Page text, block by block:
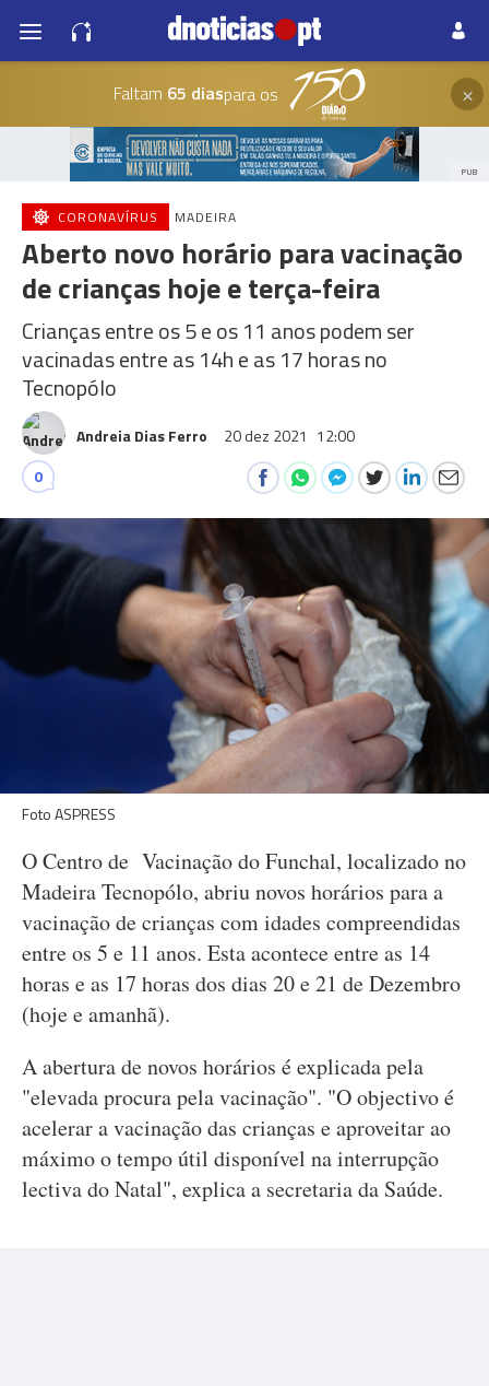
Faltam 65 diaspara os ×
PUB
CORONAVÍRUS MADEIRA
Aberto novo horário para vacinação
de crianças hoje e terça-feira
Crianças entre os 5 e os 11 anos podem ser
vacinadas entre as 14h e as 17 horas no
Tecnopólo
Andreia Dias Ferro 20 dez 2021 12:00
0
Foto ASPRESS
O Centro de Vacinação do Funchal, localizado no
Madeira Tecnopólo, abriu novos horários para a
vacinação de crianças com idades compreendidas
entre os 5 e 11 anos. Esta acontece entre as 14
horas e as 17 horas dos dias 20 e 21 de Dezembro
(hoje e amanhã).
A abertura de novos horários é explicada pela
"elevada procura pela vacinação". "O objectivo é
acelerar a vacinação das crianças e aproveitar ao
máximo o tempo útil disponível na interrupção
lectiva do Natal", explica a secretaria da Saúde.